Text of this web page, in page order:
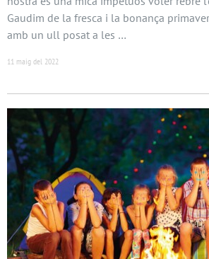
Gaudim de la fresca i la bonança
amb un ull posat a les …
11 maig del 2022